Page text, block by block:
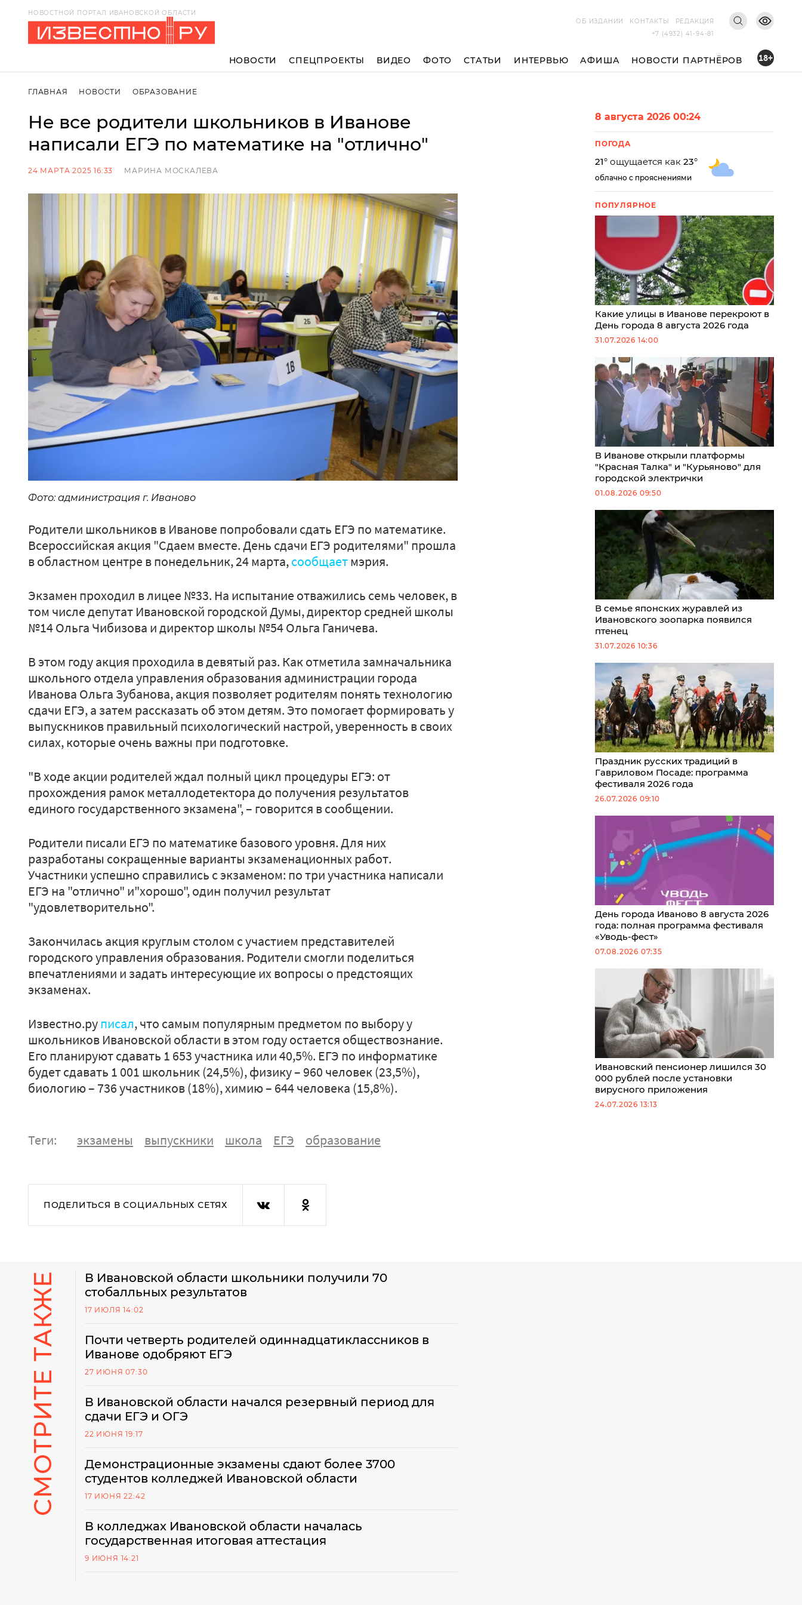
НОВОСТНОЙ ПОРТАЛ ИВАНОВСКОЙ ОБЛАСТИ
ОБ ИЗДАНИИ
КОНТАКТЫ
РЕДАКЦИЯ
+7 (4932) 41-94-81
НОВОСТИ СПЕЦПРОЕКТЫ ВИДЕО ФОТО СТАТЬИ ИНТЕРВЬЮ АФИША НОВОСТИ ПАРТНЁРОВ 18+
ГЛАВНАЯ НОВОСТИ ОБРАЗОВАНИЕ
Не все родители школьников в Иванове
написали ЕГЭ по математике на "отлично"
24 МАРТА 2025 16:33 МАРИНА МОСКАЛЕВА
Фото: администрация г. Иваново
Родители школьников в Иванове попробовали сдать ЕГЭ по математике.
Всероссийская акция "Сдаем вместе. День сдачи ЕГЭ родителями" прошла
в областном центре в понедельник, 24 марта,сообщаетмэрия.
Экзамен проходил в лицее №33. На испытание отважились семь человек, в
том числе депутат Ивановской городской Думы, директор средней школы
№14 Ольга Чибизова и директор школы №54 Ольга Ганичева.
В этом году акция проходила в девятый раз. Как отметила замначальника
школьного отдела управления образования администрации города
Иванова Ольга Зубанова, акция позволяет родителям понять технологию
сдачи ЕГЭ, а затем рассказать об этом детям. Это помогает формировать у
выпускников правильный психологический настрой, уверенность в своих
силах, которые очень важны при подготовке.
"В ходе акции родителей ждал полный цикл процедуры ЕГЭ: от
прохождения рамок металлодетектора до получения результатов
единого государственного экзамена", – говорится в сообщении.
Родители писали ЕГЭ по математике базового уровня. Для них
разработаны сокращенные варианты экзаменационных работ.
Участники успешно справились с экзаменом: по три участника написали
ЕГЭ на "отлично" и"хорошо", один получил результат
"удовлетворительно".
Закончилась акция круглым столом с участием представителей
городского управления образования. Родители смогли поделиться
впечатлениями и задать интересующие их вопросы о предстоящих
экзаменах.
Известно.руписал, что самым популярным предметом по выбору у
школьников Ивановской области в этом году остается обществознание.
Его планируют сдавать 1 653 участника или 40,5%. ЕГЭ по информатике
будет сдавать 1 001 школьник (24,5%), физику – 960 человек (23,5%),
биологию – 736 участников (18%), химию – 644 человека (15,8%).
Теги: экзамены выпускники школа ЕГЭ образование
ПОДЕЛИТЬСЯ В СОЦИАЛЬНЫХ СЕТЯХ
8 августа 2026 00:24
ПОГОДА
21° ощущается как 23°
облачно с прояснениями
ПОПУЛЯРНОЕ
Какие улицы в Иванове перекроют в
День города 8 августа 2026 года
31.07.2026 14:00
В Иванове открыли платформы
"Красная Талка" и "Курьяново" для
городской электрички
01.08.2026 09:50
В семье японских журавлей из
Ивановского зоопарка появился
птенец
31.07.2026 10:36
Праздник русских традиций в
Гавриловом Посаде: программа
фестиваля 2026 года
26.07.2026 09:10
День города Иваново 8 августа 2026
года: полная программа фестиваля
«Уводь-фест»
07.08.2026 07:35
Ивановский пенсионер лишился 30
000 рублей после установки
вирусного приложения
24.07.2026 13:13
СМОТРИТЕ ТАКЖЕ
В Ивановской области школьники получили 70
стобалльных результатов
17 ИЮЛЯ 14:02
Почти четверть родителей одиннадцатиклассников в
Иванове одобряют ЕГЭ
27 ИЮНЯ 07:30
В Ивановской области начался резервный период для
сдачи ЕГЭ и ОГЭ
22 ИЮНЯ 19:17
Демонстрационные экзамены сдают более 3700
студентов колледжей Ивановской области
17 ИЮНЯ 22:42
В колледжах Ивановской области началась
государственная итоговая аттестация
9 ИЮНЯ 14:21